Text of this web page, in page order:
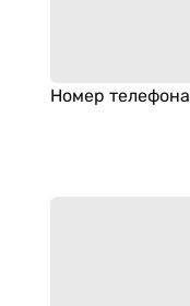
Номер телефона